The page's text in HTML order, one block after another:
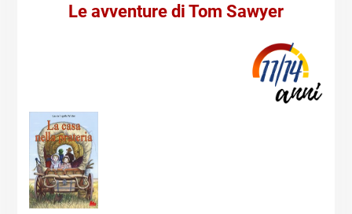
Le avventure di Tom Sawyer